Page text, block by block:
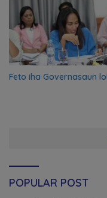
Feto iha Governasaun
POPULAR POST